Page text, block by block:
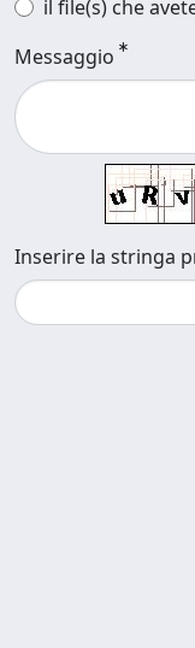
il file(s) che
Messaggio
Inserire la stringa